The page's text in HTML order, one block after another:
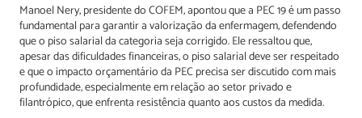
Manoel Nery, presidente do COFEM, apontou que a PEC 19 é um passo
fundamental para garantir a valorização da enfermagem, defendendo
que o piso salarial da categoria seja corrigido. Ele ressaltou que,
apesar das dificuldades financeiras, o piso salarial deve ser respeitado
e que o impacto orçamentário da PEC precisa ser discutido com mais
profundidade, especialmente em relação ao setor privado e
filantrópico, que enfrenta resistência quanto aos custos da medida.